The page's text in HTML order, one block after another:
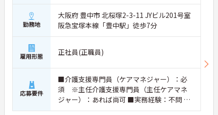
勤務地
大阪府 豊中市 北桜塚2-3-11 JYビル201号室
阪急宝塚本線「豊中駅」徒歩7分
雇用形態 正社員(正職員)
応募要件
■介護支援専門員（ケアマネジャー）：必
須 ※主任介護支援専門員（主任ケアマネ
ジャー）：あれば尚可 ■実務経験：不問 ※
PCスキル：Excel・Wordなど